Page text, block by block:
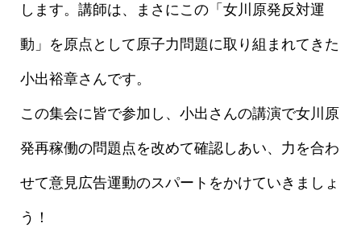
します。講師は、まさにこの「女川原発反対運
動」を原点として原子力問題に取り組まれてきた
小出裕章さんです。
この集会に皆で参加し、小出さんの講演で女川原
発再稼働の問題点を改めて確認しあい、力を合わ
せて意見広告運動のスパートをかけていきましょ
う！